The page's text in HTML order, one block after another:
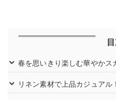
春を思いきり楽しむ華やかス
リネン素材で上品カジュア